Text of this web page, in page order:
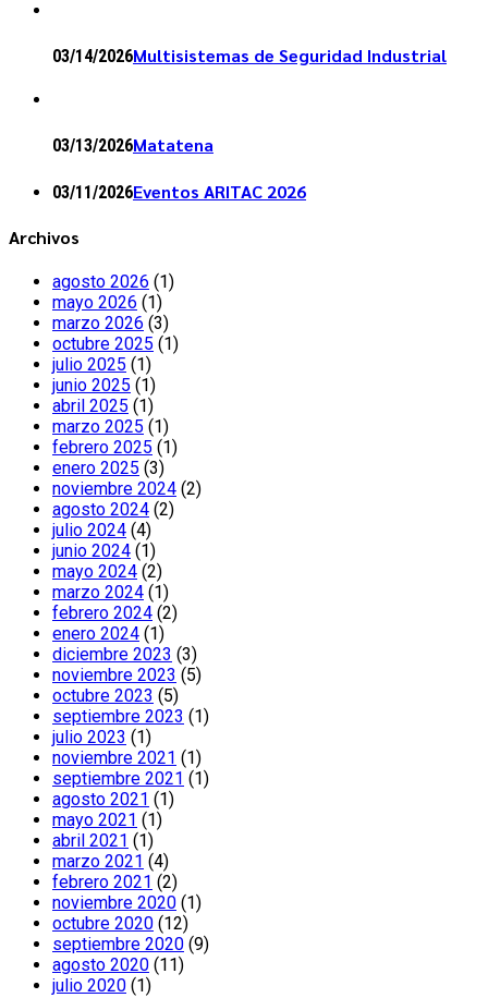
03/14/2026Multisistemas de Seguridad Industrial
03/13/2026Matatena
03/11/2026Eventos ARITAC 2026
Archivos
agosto 2026 (1)
mayo 2026 (1)
marzo 2026 (3)
octubre 2025 (1)
julio 2025 (1)
junio 2025 (1)
abril 2025 (1)
marzo 2025 (1)
febrero 2025 (1)
enero 2025 (3)
noviembre 2024 (2)
agosto 2024 (2)
julio 2024 (4)
junio 2024 (1)
mayo 2024 (2)
marzo 2024 (1)
febrero 2024 (2)
enero 2024 (1)
diciembre 2023 (3)
noviembre 2023 (5)
octubre 2023 (5)
septiembre 2023 (1)
julio 2023 (1)
noviembre 2021 (1)
septiembre 2021 (1)
agosto 2021 (1)
mayo 2021 (1)
abril 2021 (1)
marzo 2021 (4)
febrero 2021 (2)
noviembre 2020 (1)
octubre 2020 (12)
septiembre 2020 (9)
agosto 2020 (11)
julio 2020 (1)